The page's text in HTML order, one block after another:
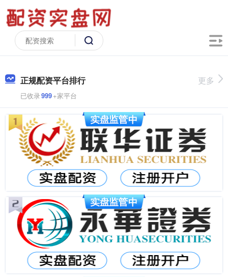
正规配资平台排行
已收录999+家平台
更多